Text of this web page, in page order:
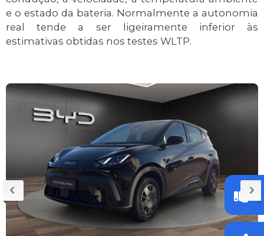
e o estado da bateria. Normalmente a autonomia
real tende a ser ligeiramente inferior às
estimativas obtidas nos testes WLTP.